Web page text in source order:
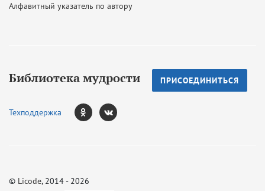
Алфавитный указатель по автору
Библиотека мудрости ПРИСОЕДИНИТЬСЯ
Техподдержка
© Licode, 2014 - 2026